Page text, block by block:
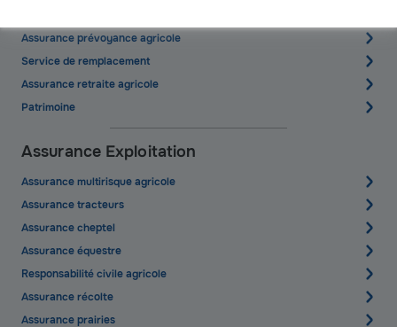
Assurance prévoyance agricole
Service de remplacement
Assurance retraite agricole
Patrimoine
Assurance Exploitation
Assurance multirisque agricole
Assurance tracteurs
Assurance cheptel
Assurance équestre
Responsabilité civile agricole
Assurance récolte
Assurance prairies